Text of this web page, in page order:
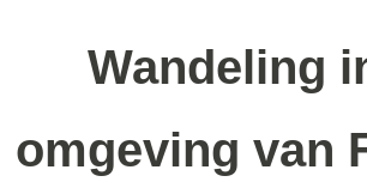
Wandeling
omgeving van